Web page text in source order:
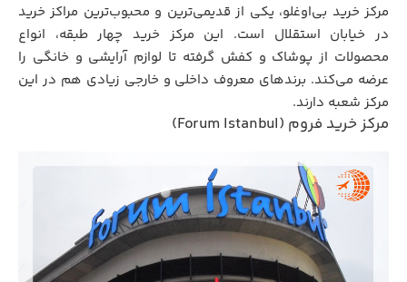
مرکز خرید بی‌اوغلو، یکی از قدیمی‌ترین و محبوب‌ترین مراکز خرید
در خیابان استقلال است. این مرکز خرید چهار طبقه، انواع
محصولات از پوشاک و کفش گرفته تا لوازم آرایشی و خانگی را
عرضه می‌کند. برندهای معروف داخلی و خارجی زیادی هم در این
مرکز شعبه دارند.
مرکز خرید فروم (Forum Istanbul)